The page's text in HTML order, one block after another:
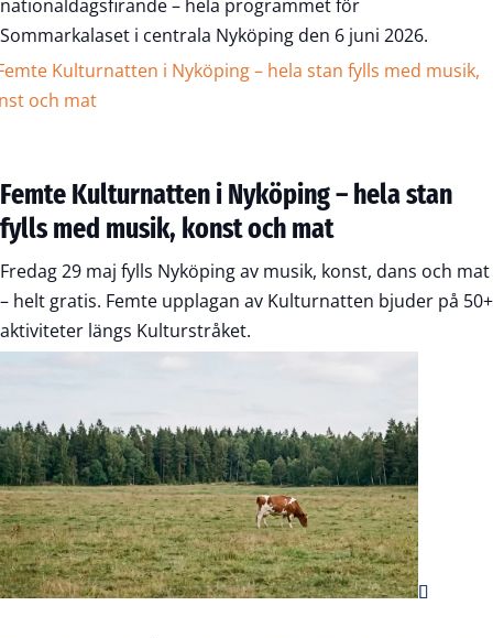
nationaldagsfirande – hela programmet för
Sommarkalaset i centrala Nyköping den 6 juni 2026.
Femte Kulturnatten i Nyköping – hela stan
fylls med musik, konst och mat
Fredag 29 maj fylls Nyköping av musik, konst, dans och mat
– helt gratis. Femte upplagan av Kulturnatten bjuder på 50+
aktiviteter längs Kulturstråket.